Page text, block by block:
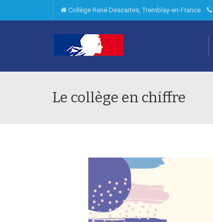
Collège René Descartes, Tremblay-en-France
Le collège en chiffre